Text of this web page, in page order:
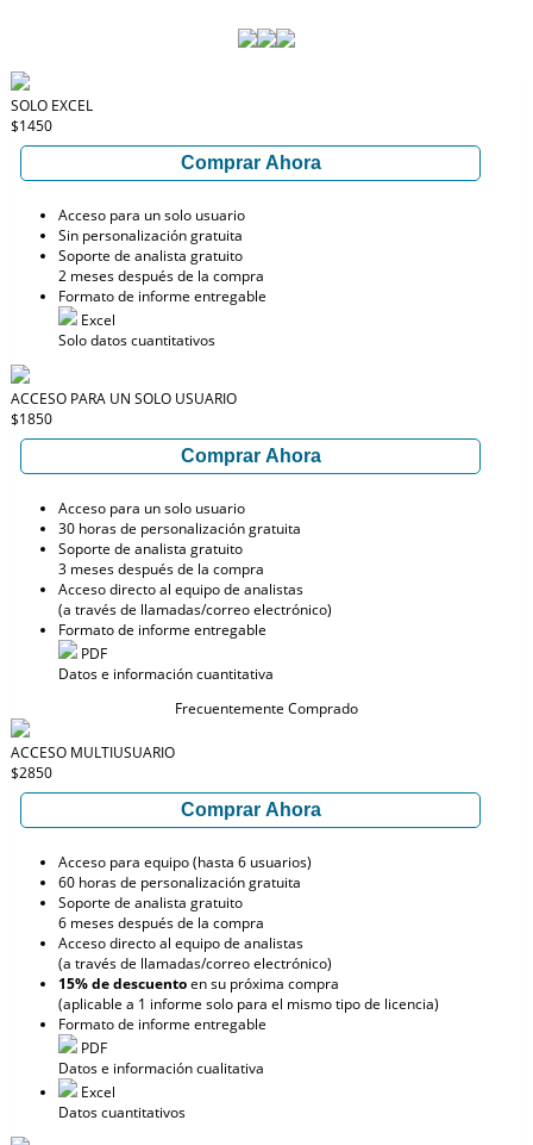
SOLO EXCEL
$1450
Comprar Ahora
Acceso para un solo usuario
Sin personalización gratuita
Soporte de analista gratuito
2 meses después de la compra
Formato de informe entregable
Excel
Solo datos cuantitativos
ACCESO PARA UN SOLO USUARIO
$1850
Comprar Ahora
Acceso para un solo usuario
30 horas de personalización gratuita
Soporte de analista gratuito
3 meses después de la compra
Acceso directo al equipo de analistas
(a través de llamadas/correo electrónico)
Formato de informe entregable
PDF
Datos e información cuantitativa
Frecuentemente Comprado
ACCESO MULTIUSUARIO
$2850
Comprar Ahora
Acceso para equipo (hasta 6 usuarios)
60 horas de personalización gratuita
Soporte de analista gratuito
6 meses después de la compra
Acceso directo al equipo de analistas
(a través de llamadas/correo electrónico)
15% de descuentoen su próxima compra
(aplicable a 1 informe solo para el mismo tipo de licencia)
Formato de informe entregable
PDF
Datos e información cualitativa
Excel
Datos cuantitativos